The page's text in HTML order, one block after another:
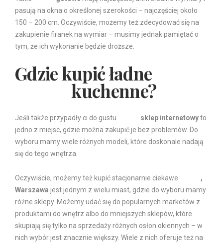
pasują na okna o określonej szerokości – najczęściej około
150 – 200 cm. Oczywiście, możemy też zdecydować się na
zakupienie firanek na wymiar – musimy jednak pamiętać o
tym, że ich wykonanie będzie droższe.
Gdzie kupić ładne
kuchenne?
Jeśli także przypadły ci do gustu sklep internetowyto
jedno z miejsc, gdzie można zakupić je bez problemów. Do
wyboru mamy wiele różnych modeli, które doskonale nadają
się do tego wnętrza.
Oczywiście, możemy też kupić stacjonarnie ciekawe
,
Warszawa jest jednym z wielu miast, gdzie do wyboru mamy
różne sklepy. Możemy udać się do popularnych marketów z
produktami do wnętrz albo do mniejszych sklepów, które
skupiają się tylko na sprzedaży różnych osłon okiennych – w
nich wybór jest znacznie większy. Wiele z nich oferuje też na